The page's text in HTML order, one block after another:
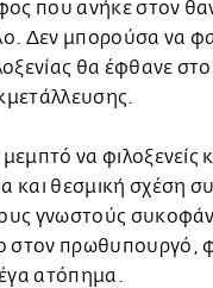
που ανήκε στον
Δεν μπορούσα να
θα έφθανε
να φιλοξενείς
και θεσμική σχέση
γνωστούς
πρωθυπουργό,
ατόπημα.